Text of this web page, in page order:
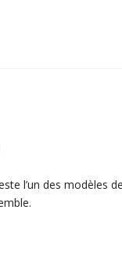
l’un des modèles